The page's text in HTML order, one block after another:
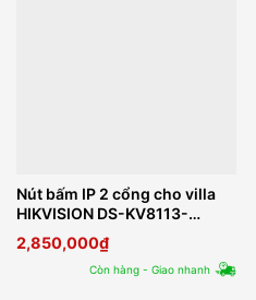
Nút bấm IP 2 cổng cho villa
HIKVISION DS-KV8113-
WME1(B)
2,850,000₫
Còn hàng - Giao nhanh